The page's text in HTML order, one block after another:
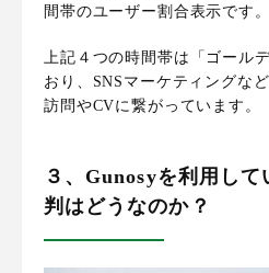
間帯のユーザー割合表示です。
上記４つの時間帯は「ゴール
おり、SNSマーケティングな
訪問やCVに繋がっています。
３、Gunosyを利用し
判はどうなのか？